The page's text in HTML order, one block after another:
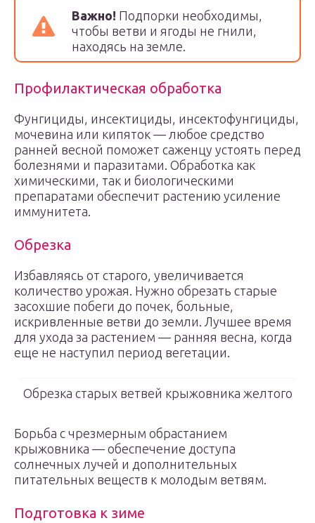
Важно! Подпорки необходимы,
чтобы ветви и ягоды не гнили,
находясь на земле.
Профилактическая обработка
Фунгициды, инсектициды, инсектофунгициды,
мочевина или кипяток — любое средство
ранней весной поможет саженцу устоять перед
болезнями и паразитами. Обработка как
химическими, так и биологическими
препаратами обеспечит растению усиление
иммунитета.
Обрезка
Избавляясь от старого, увеличивается
количество урожая. Нужно обрезать старые
засохшие побеги до почек, больные,
искривленные ветви до земли. Лучшее время
для ухода за растением — ранняя весна, когда
еще не наступил период вегетации.
Обрезка старых ветвей крыжовника желтого
Борьба с чрезмерным обрастанием
крыжовника — обеспечение доступа
солнечных лучей и дополнительных
питательных веществ к молодым ветвям.
Подготовка к зиме